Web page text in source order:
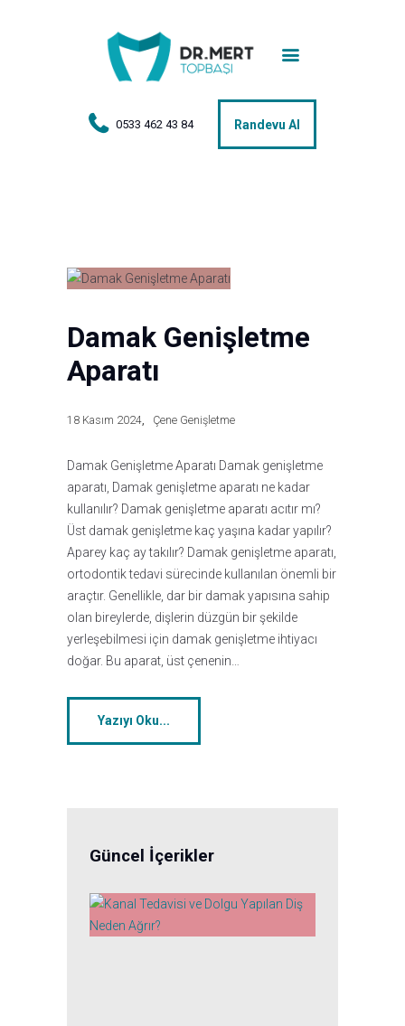
0533 462 43 84 Randevu Al
Anasayfa
Tedaviler
Hakkımda
İletişim
Damak Genişletme
Aparatı
18 Kasım 2024 Çene Genişletme
Damak Genişletme Aparatı Damak genişletme
aparatı, Damak genişletme aparatı ne kadar
kullanılır? Damak genişletme aparatı acıtır mı?
Üst damak genişletme kaç yaşına kadar yapılır?
Aparey kaç ay takılır? Damak genişletme aparatı,
ortodontik tedavi sürecinde kullanılan önemli bir
araçtır. Genellikle, dar bir damak yapısına sahip
olan bireylerde, dişlerin düzgün bir şekilde
yerleşebilmesi için damak genişletme ihtiyacı
doğar. Bu aparat, üst çenenin…
Yazıyı Oku...
Güncel İçerikler